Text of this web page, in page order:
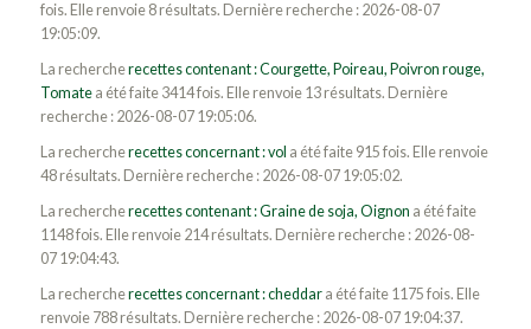
fois. Elle renvoie 8 résultats. Dernière recherche : 2026-08-07
19:05:09.
La rechercherecettes contenant : Courgette, Poireau, Poivron rouge,
Tomatea été faite 3414 fois. Elle renvoie 13 résultats. Dernière
recherche : 2026-08-07 19:05:06.
La rechercherecettes concernant : vol a été faite 915 fois. Elle renvoie
48 résultats. Dernière recherche : 2026-08-07 19:05:02.
La rechercherecettes contenant : Graine de soja, Oignon a été faite
1148 fois. Elle renvoie 214 résultats. Dernière recherche : 2026-08-
07 19:04:43.
La rechercherecettes concernant : cheddara été faite 1175 fois. Elle
renvoie 788 résultats. Dernière recherche : 2026-08-07 19:04:37.